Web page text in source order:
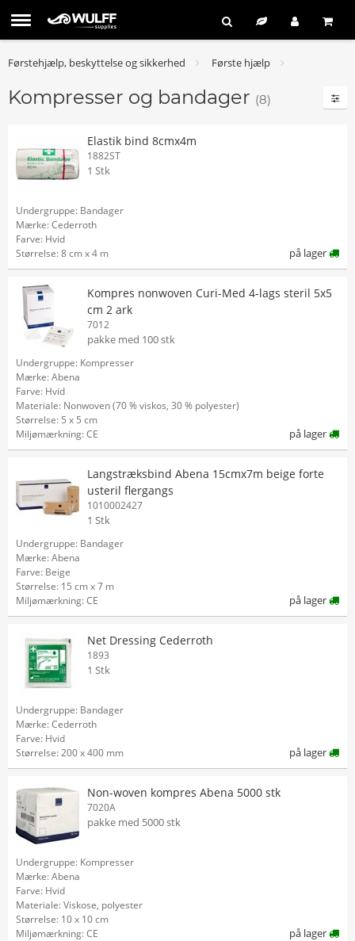
Førstehjælp, beskyttelse og sikkerhed Første hjælp
Kompresser og bandager (8)
Elastik bind 8cmx4m
1882ST
1 Stk
Undergruppe: Bandager
Mærke: Cederroth
Farve: Hvid
Størrelse: 8 cm x 4 m
på lager
Kompres nonwoven Curi-Med 4-lags steril 5x5
cm 2 ark
7012
pakke med 100 stk
Undergruppe: Kompresser
Mærke: Abena
Farve: Hvid
Materiale: Nonwoven (70 % viskos, 30 % polyester)
Størrelse: 5 x 5 cm
Miljømærkning: CE
på lager
Langstræksbind Abena 15cmx7m beige forte
usteril flergangs
1010002427
1 Stk
Undergruppe: Bandager
Mærke: Abena
Farve: Beige
Størrelse: 15 cm x 7 m
Miljømærkning: CE
på lager
Net Dressing Cederroth
1893
1 Stk
Undergruppe: Bandager
Mærke: Cederroth
Farve: Hvid
Størrelse: 200 x 400 mm
på lager
Non-woven kompres Abena 5000 stk
7020A
pakke med 5000 stk
Undergruppe: Kompresser
Mærke: Abena
Farve: Hvid
Materiale: Viskose, polyester
Størrelse: 10 x 10 cm
Miljømærkning: CE
på lager